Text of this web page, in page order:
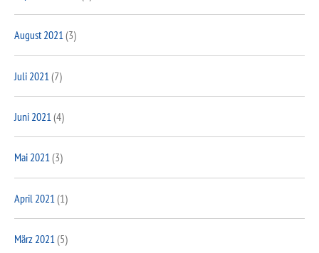
August 2021(3)
Juli 2021 (7)
Juni 2021(4)
Mai 2021(3)
April 2021 (1)
März 2021(5)